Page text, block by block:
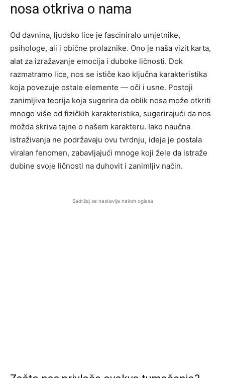
nosa otkriva o nama
Od davnina, ljudsko lice je fasciniralo umjetnike,
psihologe, ali i obične prolaznike. Ono je naša vizit karta,
alat za izražavanje emocija i duboke ličnosti. Dok
razmatramo lice, nos se ističe kao ključna karakteristika
koja povezuje ostale elemente — oči i usne. Postoji
zanimljiva teorija koja sugerira da oblik nosa može otkriti
mnogo više od fizičkih karakteristika, sugerirajući da nos
možda skriva tajne o našem karakteru. Iako naučna
istraživanja ne podržavaju ovu tvrdnju, ideja je postala
viralan fenomen, zabavljajući mnoge koji žele da istraže
dubine svoje ličnosti na duhovit i zanimljiv način.
Sadržaj se nastavlja nakon oglasa